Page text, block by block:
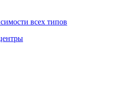
всех типов